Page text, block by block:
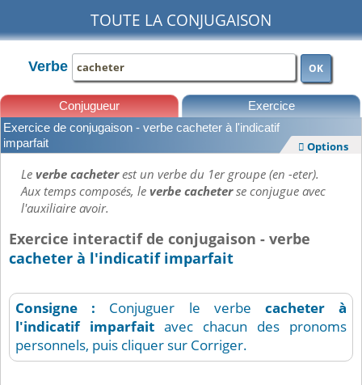
TOUTE LA CONJUGAISON
Verbe OK
Conjugueur Exercice
Leçons
Exercice de conjugaison - verbe cacheter à l'indicatif
imparfait
 Options
Leverbe cacheterest un verbe du 1er groupe (en -eter).
Aux temps composés, leverbe cacheterse conjugue avec
l'auxiliaire avoir.
Exercice interactif de conjugaison - verbe
cacheter à l'indicatif imparfait
Consigne : Conjuguer le verbe cacheter
à
l'indicatif imparfait avec chacun des pronoms
personnels, puis cliquer sur Corriger.